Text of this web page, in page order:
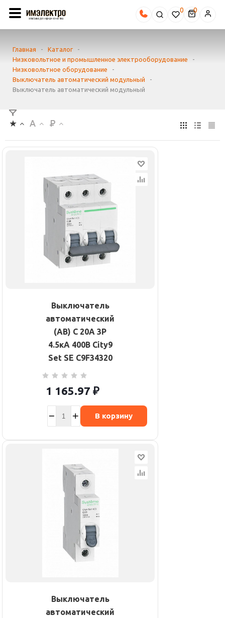
0
Главная - Каталог
-
Низковольтное и промышленное электрооборудование
-
Низковольтное оборудование
-
Выключатель автоматический модульный
-
Выключатель автоматический модульный
Выключатель
автоматический
(АВ) С 20А 3P
4.5кА 400В City9
Set SE C9F34320
1 165.97 ₽
В корзину
Выключатель
автоматический